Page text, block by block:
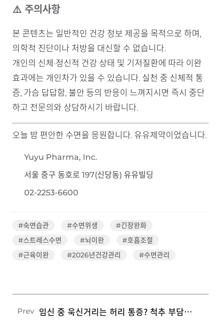
⚠️ 주의사항
본 콘텐츠는 일반적인 건강 정보 제공을 목적으로 하며,
의학적 진단이나 처방을 대신할 수 없습니다.
개인의 신체·정신적 건강 상태 및 기저질환에 따라 이완
효과에는 개인차가 있을 수 있습니다. 실천 중 신체적 통
증, 가슴 답답함, 불안 등의 반응이 느껴지시면 즉시 중단
하고 전문의와 상담하시기 바랍니다.
오늘 밤 편안한 수면을 응원합니다. 유유제약이었습니다.
Yuyu Pharma, Inc.
서울 중구 동호로 197(신당동) 유유빌딩
02-2253-6600
#숙면습관 #수면위생
#긴장완화
#스트레스수면
#뇌이완
#호흡조절
#근육이완
#2026년건강관리 #수면관리
Prev 임신 중 욱신거리는 허리 통증? 척추 부담을 줄이는 시기별 자세와 3가지 스트레칭